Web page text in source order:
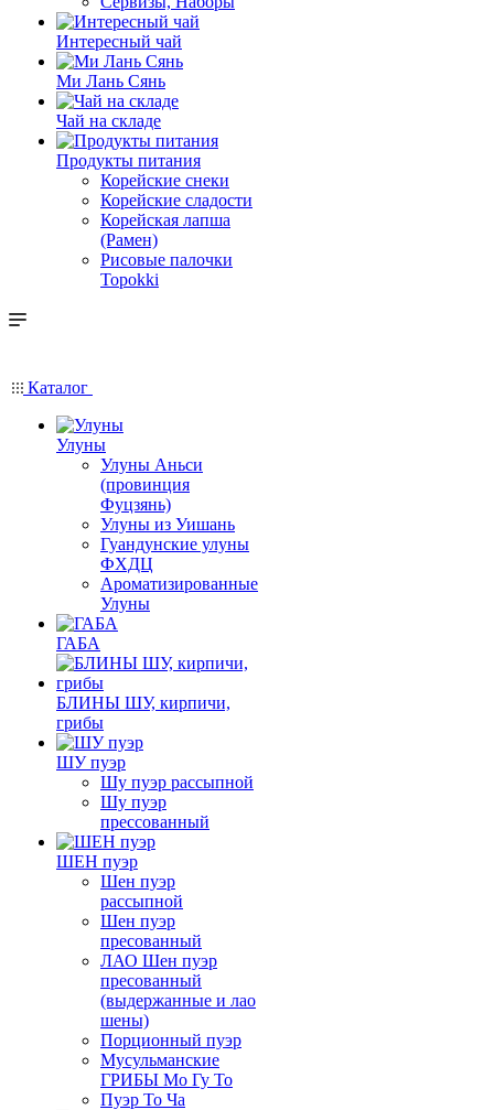
Интересный чай
Ми Лань Сянь
Чай на складе
Продукты питания
Корейские снеки
Корейские сладости
Корейская лапша
(Рамен)
Рисовые палочки
Topokki
Каталог
Улуны
Улуны Аньси
(провинция
Фуцзянь)
Улуны из Уишань
Гуандунские улуны
ФХДЦ
Ароматизированные
Улуны
ГАБА
БЛИНЫ ШУ, кирпичи,
грибы
ШУ пуэр
Шу пуэр рассыпной
Шу пуэр
прессованный
ШЕН пуэр
Шен пуэр
рассыпной
Шен пуэр
пресованный
ЛАО Шен пуэр
пресованный
(выдержанные и лао
шены)
Порционный пуэр
Мусульманские
ГРИБЫ Мо Гу То
Пуэр То Ча